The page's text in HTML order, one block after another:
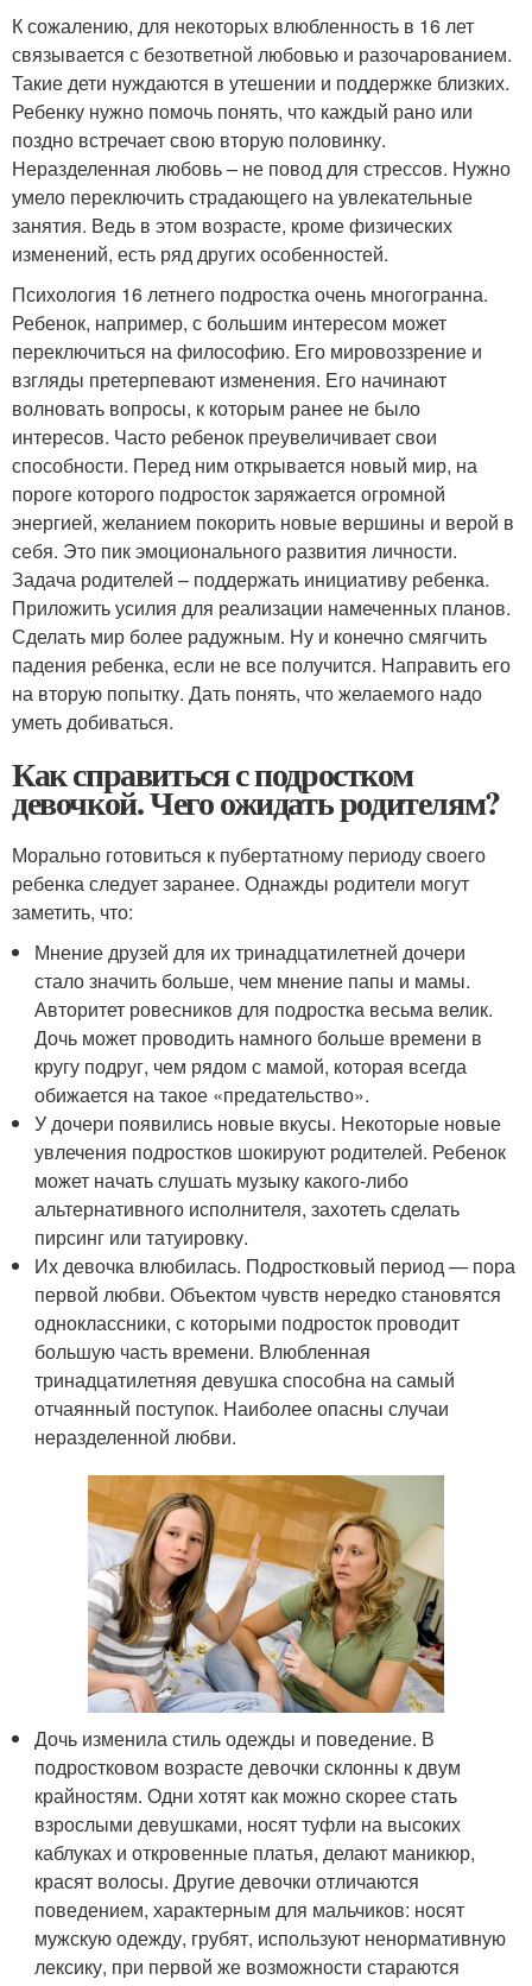
К сожалению, для некоторых влюбленность в 16 лет
связывается с безответной любовью и разочарованием.
Такие дети нуждаются в утешении и поддержке близких.
Ребенку нужно помочь понять, что каждый рано или
поздно встречает свою вторую половинку.
Неразделенная любовь – не повод для стрессов. Нужно
умело переключить страдающего на увлекательные
занятия. Ведь в этом возрасте, кроме физических
изменений, есть ряд других особенностей.
Психология 16 летнего подростка очень многогранна.
Ребенок, например, с большим интересом может
переключиться на философию. Его мировоззрение и
взгляды претерпевают изменения. Его начинают
волновать вопросы, к которым ранее не было
интересов. Часто ребенок преувеличивает свои
способности. Перед ним открывается новый мир, на
пороге которого подросток заряжается огромной
энергией, желанием покорить новые вершины и верой в
себя. Это пик эмоционального развития личности.
Задача родителей – поддержать инициативу ребенка.
Приложить усилия для реализации намеченных планов.
Сделать мир более радужным. Ну и конечно смягчить
падения ребенка, если не все получится. Направить его
на вторую попытку. Дать понять, что желаемого надо
уметь добиваться.
Как справиться с подростком
девочкой. Чего ожидать родителям?
Морально готовиться к пубертатному периоду своего
ребенка следует заранее. Однажды родители могут
заметить, что:
Мнение друзей для их тринадцатилетней дочери
стало значить больше, чем мнение папы и мамы.
Авторитет ровесников для подростка весьма велик.
Дочь может проводить намного больше времени в
кругу подруг, чем рядом с мамой, которая всегда
обижается на такое «предательство».
У дочери появились новые вкусы. Некоторые новые
увлечения подростков шокируют родителей. Ребенок
может начать слушать музыку какого-либо
альтернативного исполнителя, захотеть сделать
пирсинг или татуировку.
Их девочка влюбилась. Подростковый период — пора
первой любви. Объектом чувств нередко становятся
одноклассники, с которыми подросток проводит
большую часть времени. Влюбленная
тринадцатилетняя девушка способна на самый
отчаянный поступок. Наиболее опасны случаи
неразделенной любви.
Дочь изменила стиль одежды и поведение. В
подростковом возрасте девочки склонны к двум
крайностям. Одни хотят как можно скорее стать
взрослыми девушками, носят туфли на высоких
каблуках и откровенные платья, делают маникюр,
красят волосы. Другие девочки отличаются
поведением, характерным для мальчиков: носят
мужскую одежду, грубят, используют ненормативную
лексику, при первой же возможности стараются